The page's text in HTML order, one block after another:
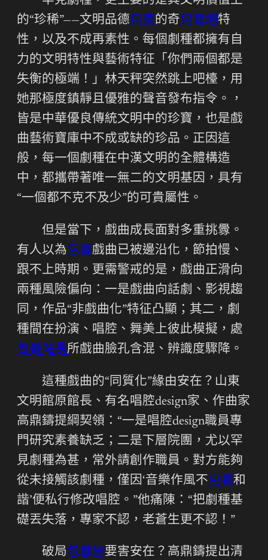
的“珍稀”——文明品德包養的奇包養網特
性，以及不成再素性。每個劇種都擁有自
力的文明特性與藝術特征「你們兩個都是
失衡的極端！」林天秤突然跳上吧檯，用
她那極度鎮靜且優雅的聲音發布指令。，
皆是中華優良傳統文明中的珍寶，也是戲
曲藝術寶庫中不成或缺的珍品。正因這
般，每一個劇種在中漢文明的全體構造
中，都攜帶著唯一無二的文明基因，具有
“一個都不克不及少”的可貴屬性。
但是當下，戲曲成長面對多重挑釁。
有人以為包養戲曲已被邊沿化，節拍慢、
跟不上時期。更需警戒的是，戲曲正滑向
兩種風險偏向：一是戲曲向話劇、影視趨
同，作品“非戲曲化”特征凸顯；其二，劇
種間在扮演、唱腔、舞美上彼此模擬，處
包養站長所戲曲臉孔含混、辨識度驟降。
這種戲曲的“同質化”緣由安在？山東
文明館原館長、有名唱腔design家、作曲家
高鼎鑄提綱契領：“一是唱腔design職員專
門研究素養缺乏；二是下層院團，尤以罕
見劇種為甚，常外請創作職員。對方能夠
從未接觸該劇種，僅因‘音樂作風不包養和
諧’便私行修改唱腔。”他痛陳：“把劇種基
礎丟失落，專家不認，老蒼生更不認！”
破局包養網要害安在？高鼎鑄提出清